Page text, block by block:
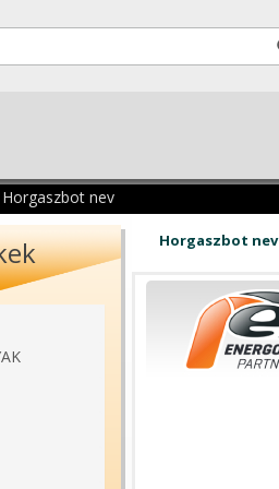
Horgaszbot nev
Horgaszbot nev